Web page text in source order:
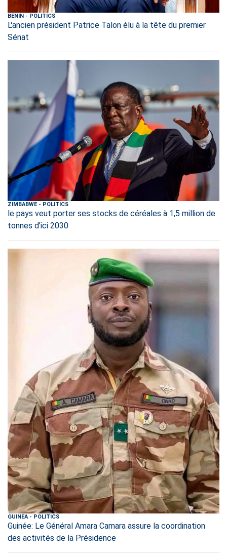
BENIN - POLITICS
L'ancien président Patrice Talon élu à la tête du premier
Sénat
ZIMBABWE- POLITICS
le pays veut porter ses stocks de céréales à 1,5 million de
tonnes d’ici 2030
GUINEA- POLITICS
Guinée: Le Général Amara Camara assure la coordination
des activités de la Présidence